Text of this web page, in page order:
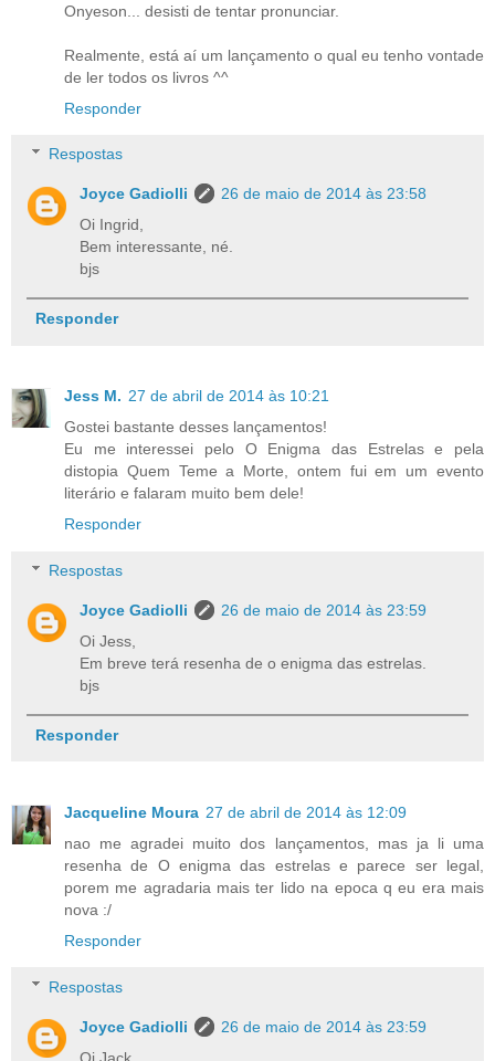
Onyeson... desisti de tentar pronunciar.
Realmente, está aí um lançamento o qual eu tenho vontade
de ler todos os livros ^^
Responder
Respostas
Joyce Gadiolli
26 de maio de 2014 às 23:58
Oi Ingrid,
Bem interessante, né.
bjs
Responder
Jess M. 27 de abril de 2014 às 10:21
Gostei bastante desses lançamentos!
Eu me interessei pelo O Enigma das Estrelas e pela
distopia Quem Teme a Morte, ontem fui em um evento
literário e falaram muito bem dele!
Responder
Respostas
Joyce Gadiolli
26 de maio de 2014 às 23:59
Oi Jess,
Em breve terá resenha de o enigma das estrelas.
bjs
Responder
Jacqueline Moura 27 de abril de 2014 às 12:09
nao me agradei muito dos lançamentos, mas ja li uma
resenha de O enigma das estrelas e parece ser legal,
porem me agradaria mais ter lido na epoca q eu era mais
nova :/
Responder
Respostas
Joyce Gadiolli
26 de maio de 2014 às 23:59
Oi Jack,